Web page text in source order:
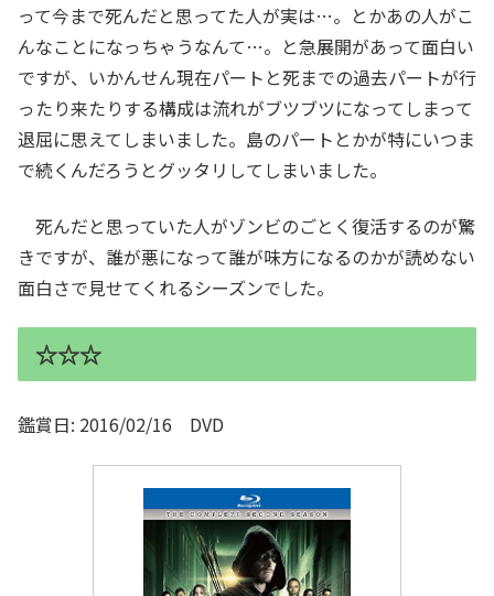
って今まで死んだと思ってた人が実は…。とかあの人がこ
んなことになっちゃうなんて…。と急展開があって面白い
ですが、いかんせん現在パートと死までの過去パートが行
ったり来たりする構成は流れがブツブツになってしまって
退屈に思えてしまいました。島のパートとかが特にいつま
で続くんだろうとグッタリしてしまいました。
死んだと思っていた人がゾンビのごとく復活するのが驚
きですが、誰が悪になって誰が味方になるのかが読めない
面白さで見せてくれるシーズンでした。
☆☆☆
鑑賞日: 2016/02/16 DVD